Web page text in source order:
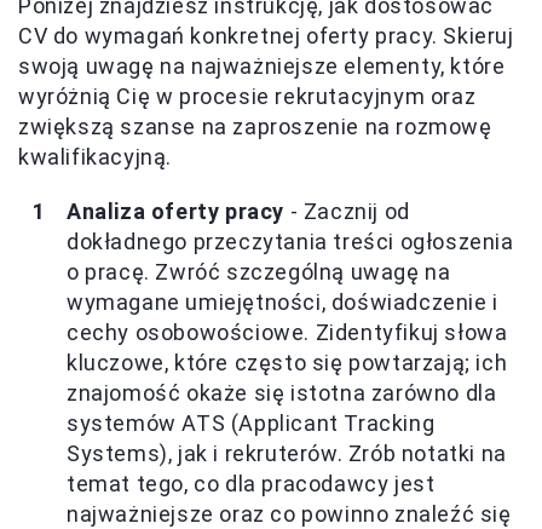
Poniżej znajdziesz instrukcję, jak dostosować
CV do wymagań konkretnej oferty pracy. Skieruj
swoją uwagę na najważniejsze elementy, które
wyróżnią Cię w procesie rekrutacyjnym oraz
zwiększą szanse na zaproszenie na rozmowę
kwalifikacyjną.
Analiza oferty pracy - Zacznij od
dokładnego przeczytania treści ogłoszenia
o pracę. Zwróć szczególną uwagę na
wymagane umiejętności, doświadczenie i
cechy osobowościowe. Zidentyfikuj słowa
kluczowe, które często się powtarzają; ich
znajomość okaże się istotna zarówno dla
systemów ATS (Applicant Tracking
Systems), jak i rekruterów. Zrób notatki na
temat tego, co dla pracodawcy jest
najważniejsze oraz co powinno znaleźć się